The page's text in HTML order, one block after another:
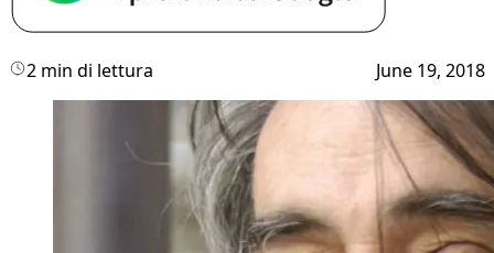
2 min di lettura June 19, 2018